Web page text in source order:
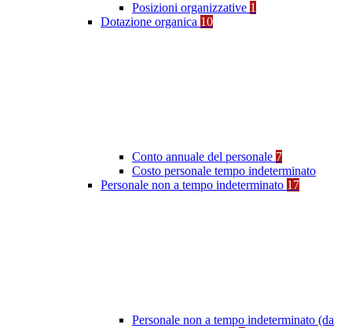
Posizioni organizzative 1
Dotazione organica 10
Conto annuale del personale 7
Costo personale tempo indeterminato
Personale non a tempo indeterminato 17
Personale non a tempo indeterminato (da